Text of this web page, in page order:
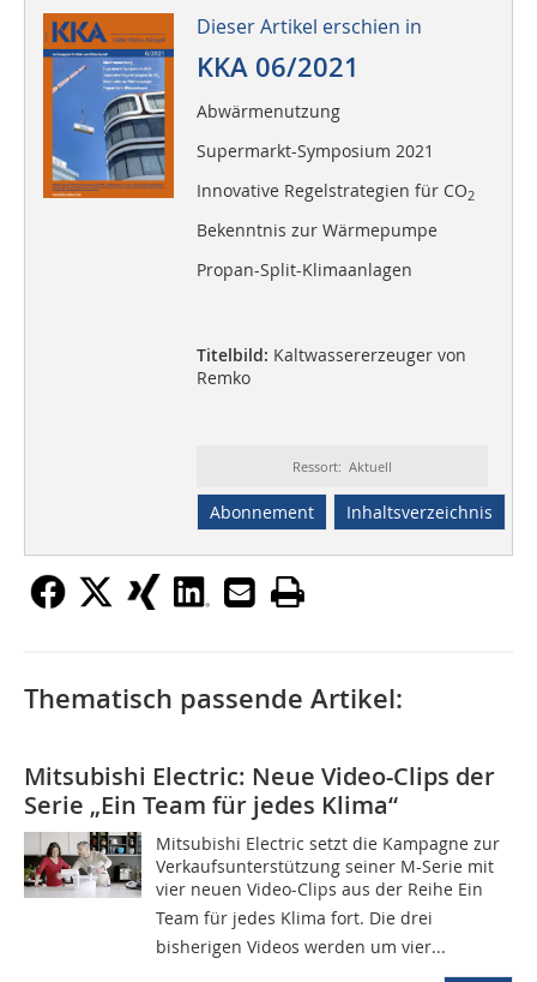
Dieser Artikel erschien in
KKA 06/2021
Abwärmenutzung
Supermarkt-Symposium 2021
Innovative Regelstrategien für CO2
Bekenntnis zur Wärmepumpe
Propan-Split-Klimaanlagen
Titelbild: Kaltwassererzeuger von
Remko
Ressort: Aktuell
Abonnement Inhaltsverzeichnis
Thematisch passende Artikel:
Mitsubishi Electric: Neue Video-Clips der
Serie „Ein Team für jedes Klima“
Mitsubishi Electric setzt die Kampagne zur
Verkaufsunterstützung seiner M-Serie mit
vier neuen Video-Clips aus der Reihe Ein
Team für jedes Klima fort. Die drei
bisherigen Videos werden um vier...